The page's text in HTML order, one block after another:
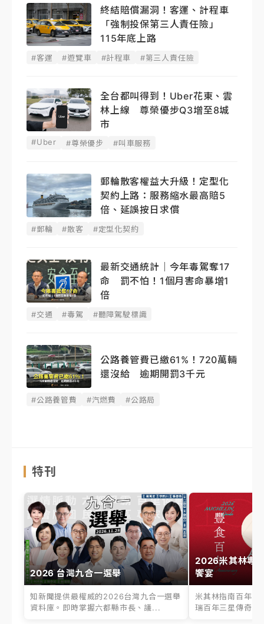
終結賠償漏洞！客運、計程車
「強制投保第三人責任險」
115年底上路
#客運 #遊覽車 #計程車 #第三人責任險
全台都叫得到！Uber花東、雲
林上線 尊榮優步Q3增至8城
市
#Uber #尊榮優步 #叫車服務
郵輪散客權益大升級！定型化
契約上路：服務縮水最高賠5
倍、延誤按日求償
#郵輪 #散客 #定型化契約
最新交通統計｜今年毒駕奪17
命 罰不怕！1個月害命暴增1
倍
#交通 #毒駕 #聽障駕駛標識
公路養管費已繳61%！720萬輛
還沒給 逾期開罰3千元
#公路養管費 #汽燃費 #公路局
特刊
2026 台灣九合一選舉
知新聞提供最權威的2026台灣九合一選舉
資料庫。即時掌握六都縣市長、議...
2026米其林專
饗宴
米其林指南百年之
瑞百年三星傳奇、